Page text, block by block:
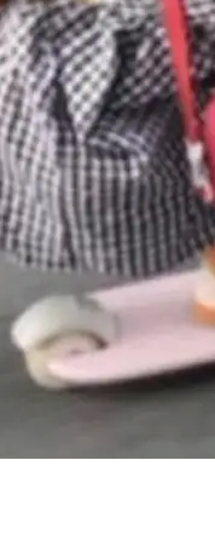
京ICP备2025119063号